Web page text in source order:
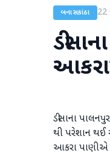
બનાસકાંઠા 22
ડીસાના
થી પરેશાન
આકરા પાણીએ